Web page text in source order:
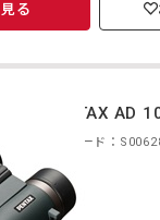
る
PENTAX AD
商品コード：